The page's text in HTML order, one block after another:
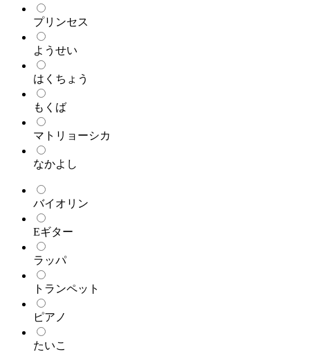
プリンセス
ようせい
はくちょう
もくば
マトリョーシカ
なかよし
バイオリン
Eギター
ラッパ
トランペット
ピアノ
たいこ